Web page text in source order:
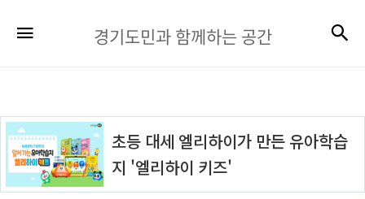
기
과
함
경기도민과 함께하는 공간